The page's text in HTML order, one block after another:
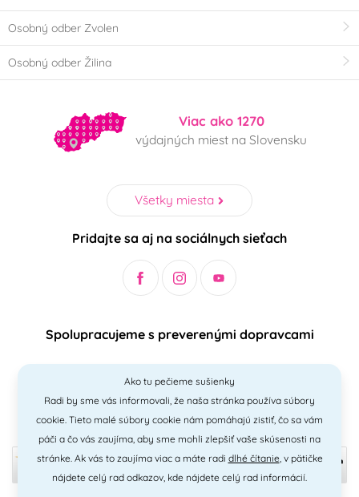
Osobný odber Zvolen
Osobný odber Žilina
Viac ako 1270
výdajných miest na Slovensku
Všetky miesta
Pridajte sa aj na sociálnych sieťach
Spolupracujeme s preverenými dopravcami
Bezpečný a jednoduchý spôsob platieb
Ako tu pečieme sušienky
Radi by sme vás informovali, že naša stránka používa súbory
cookie. Tieto malé súbory cookie nám pomáhajú zistiť, čo sa vám
páči a čo vás zaujíma, aby sme mohli zlepšiť vaše skúsenosti na
stránke. Ak vás to zaujíma viac a máte radi dlhé čítanie, v pätičke
nájdete celý rad odkazov, kde nájdete celý rad informácií.